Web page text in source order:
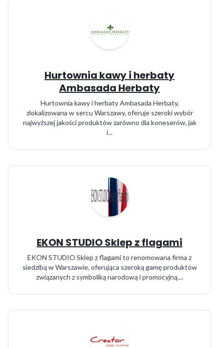
Hurtownia kawy i herbaty
Ambasada Herbaty
Hurtownia kawy i herbaty Ambasada Herbaty,
zlokalizowana w sercu Warszawy, oferuje szeroki wybór
najwyższej jakości produktów zarówno dla koneserów, jak
i...
EKON STUDIO Sklep z flagami
EKON STUDIO Sklep z flagami to renomowana firma z
siedzibą w Warszawie, oferująca szeroką gamę produktów
związanych z symboliką narodową i promocyjną....